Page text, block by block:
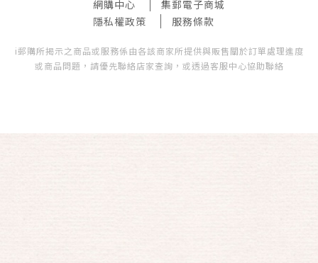
網購中心
集郵電子商城
隱私權政策
服務條款
i郵購所揭示之商品或服務係由各該商家所提供與販售關於訂單處理進度
或商品問題，請優先聯絡店家查詢，或透過客服中心協助聯絡